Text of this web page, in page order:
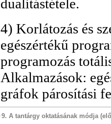
dualitástétele.
4) Korlátozás és
egészértékű
programozás
Alkalmazások:
gráfok párosítási
9. A tantárgy oktatásának módja